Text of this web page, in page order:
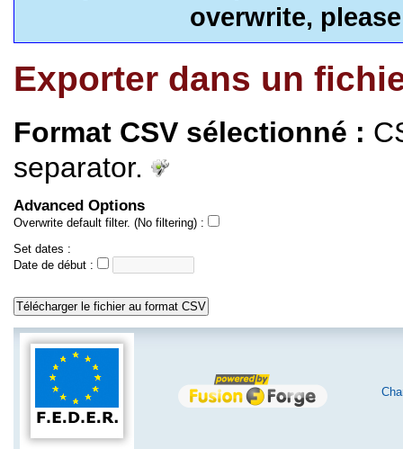
overwrite,
Exporter dans un
Format CSV sélectionné :
separator.
Advanced Options
Overwrite default filter. (No filtering) :
Set dates :
Date de début :